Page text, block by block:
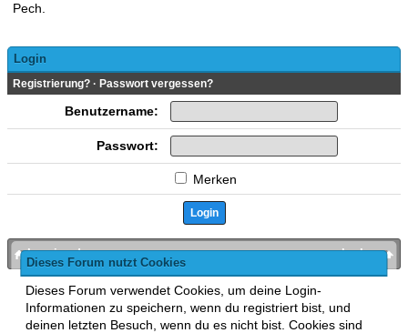
Dieses Forum nutzt Cookies
Dieses Forum verwendet Cookies, um deine Login-
Informationen zu speichern, wenn du registriert bist, und
deinen letzten Besuch, wenn du es nicht bist. Cookies sind
Pech.
Login
Registrierung? · Passwort vergessen?
Benutzername:
Passwort:
Merken
nach oben
bronies.de
MyBB , mobile Fassung: MyBB GoMobile
Zur Desktop-Version wechseln
This forum usesLukasz TkaczMyBB addons.